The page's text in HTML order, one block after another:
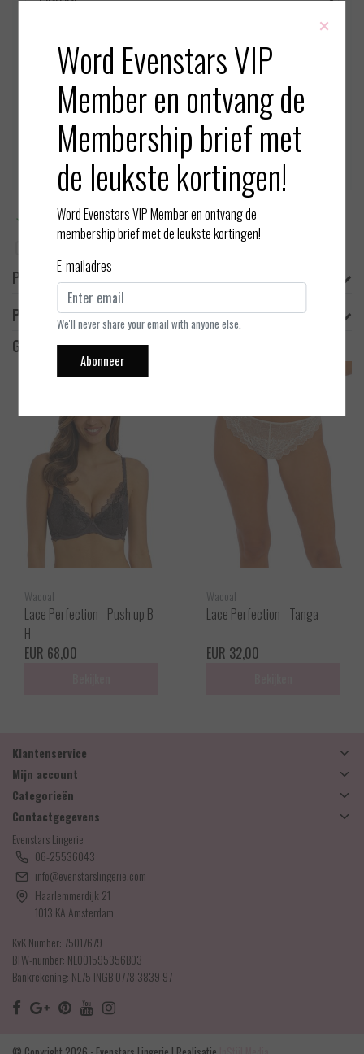
Op voorraad (1)
Toevoegen aan winkelwagen
Meer informatie? Neem contact op over dit product
Productomschrijving
Product informatie
Gerelateerde producten
Wacoal
Lace Perfection - Push up B
H
EUR 68,00
Wacoal
Lace Perfection - Tanga
EUR 32,00
Klantenservice
Mijn account
Categorieën
Contactgegevens
Evenstars Lingerie
06-25536043
info@evenstarslingerie.com
Haarlemmerdijk 21
1013 KA Amsterdam
KvK Number: 75017679
BTW-number: NL001595356B03
Bankrekening: NL75 INGB 0778 3839 97
×
Word Evenstars VIP
Member en ontvang de
Membership brief met
de leukste kortingen!
Word Evenstars VIP Member en ontvang de
membership brief met de leukste kortingen!
E-mailadres
We'll never share your email with anyone else.
Abonneer